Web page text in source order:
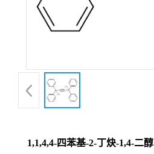
1,1,4,4-四苯基-2-丁炔-1,4-二醇